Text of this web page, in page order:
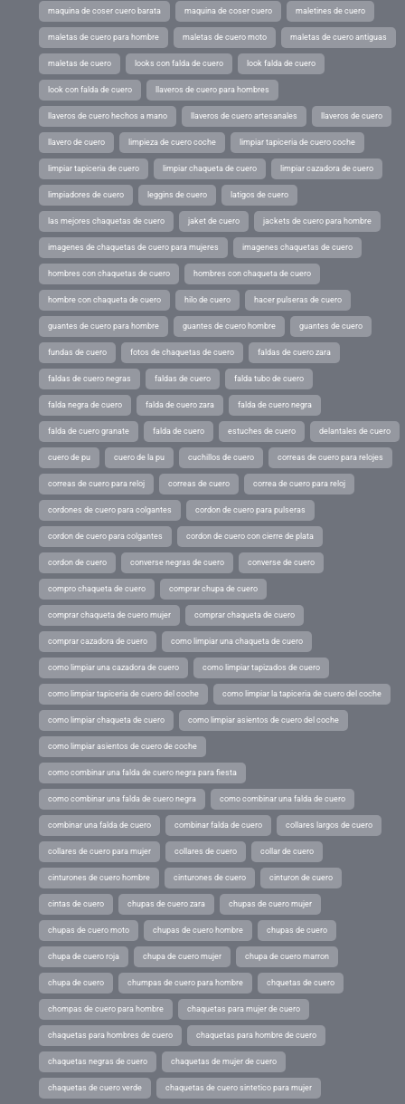
maquina de coser cuero barata maquina de coser cuero maletines de cuero
maletas de cuero para hombre maletas de cuero moto maletas de cuero antiguas
maletas de cuero looks con falda de cuero look falda de cuero
look con falda de cuero llaveros de cuero para hombres
llaveros de cuero hechos a mano llaveros de cuero artesanales llaveros de cuero
llavero de cuero limpieza de cuero coche limpiar tapiceria de cuero coche
limpiar tapiceria de cuero limpiar chaqueta de cuero limpiar cazadora de cuero
limpiadores de cuero leggins de cuero latigos de cuero
las mejores chaquetas de cuero jaket de cuero jackets de cuero para hombre
imagenes de chaquetas de cuero para mujeres imagenes chaquetas de cuero
hombres con chaquetas de cuero hombres con chaqueta de cuero
hombre con chaqueta de cuero hilo de cuero hacer pulseras de cuero
guantes de cuero para hombre guantes de cuero hombre guantes de cuero
fundas de cuero fotos de chaquetas de cuero faldas de cuero zara
faldas de cuero negras faldas de cuero falda tubo de cuero
falda negra de cuero falda de cuero zara falda de cuero negra
falda de cuero granate falda de cuero estuches de cuero delantales de cuero
cuero de pu cuero de la pu cuchillos de cuero correas de cuero para relojes
correas de cuero para reloj correas de cuero correa de cuero para reloj
cordones de cuero para colgantes cordon de cuero para pulseras
cordon de cuero para colgantes cordon de cuero con cierre de plata
cordon de cuero converse negras de cuero converse de cuero
compro chaqueta de cuero comprar chupa de cuero
comprar chaqueta de cuero mujer comprar chaqueta de cuero
comprar cazadora de cuero como limpiar una chaqueta de cuero
como limpiar una cazadora de cuero como limpiar tapizados de cuero
como limpiar tapiceria de cuero del coche como limpiar la tapiceria de cuero del coche
como limpiar chaqueta de cuero como limpiar asientos de cuero del coche
como limpiar asientos de cuero de coche
como combinar una falda de cuero negra para fiesta
como combinar una falda de cuero negra como combinar una falda de cuero
combinar una falda de cuero combinar falda de cuero collares largos de cuero
collares de cuero para mujer collares de cuero collar de cuero
cinturones de cuero hombre cinturones de cuero cinturon de cuero
cintas de cuero chupas de cuero zara chupas de cuero mujer
chupas de cuero moto chupas de cuero hombre chupas de cuero
chupa de cuero roja chupa de cuero mujer chupa de cuero marron
chupa de cuero chumpas de cuero para hombre chquetas de cuero
chompas de cuero para hombre chaquetas para mujer de cuero
chaquetas para hombres de cuero chaquetas para hombre de cuero
chaquetas negras de cuero chaquetas de mujer de cuero
chaquetas de cuero verde chaquetas de cuero sintetico para mujer